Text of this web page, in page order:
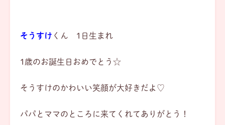
そうすけ くん 1日生まれ
1歳のお誕生日おめでとう☆
そうすけのかわいい笑顔が大好きだよ♡
パパとママのところに来てくれてありがとう！